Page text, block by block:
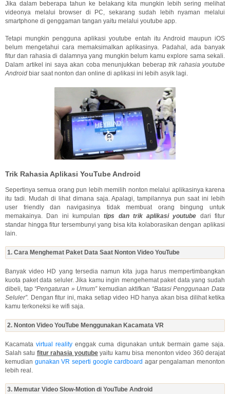
Jika dalam beberapa tahun ke belakang kita mungkin lebih sering melihat
videonya melalui browser di PC, sekarang sudah lebih nyaman melalui
smartphone di genggaman tangan yaitu melalui youtube app.
Tetapi mungkin pengguna aplikasi youtube entah itu Android maupun iOS
belum mengetahui cara memaksimalkan aplikasinya. Padahal, ada banyak
fitur dan rahasia di dalamnya yang mungkin belum kamu explore sama sekali.
Dalam artikel ini saya akan coba menunjukkan beberap trik rahasia youtube
Android biar saat nonton dan online di aplikasi ini lebih asyik lagi.
Trik Rahasia Aplikasi YouTube Android
Sepertinya semua orang pun lebih memilih nonton melalui aplikasinya karena
itu tadi. Mudah di lihat dimana saja. Apalagi, tampilannya pun saat ini lebih
user friendly dan navigasinya tidak membuat orang bingung untuk
memakainya. Dan ini kumpulantips dan trik aplikasi youtube dari fitur
standar hingga fitur tersembunyi yang bisa kita kolaborasikan dengan aplikasi
lain.
1. Cara Menghemat Paket Data Saat Nonton Video YouTube
Banyak video HD yang tersedia namun kita juga harus mempertimbangkan
kuota paket data seluler. Jika kamu ingin mengehemat paket data yang sudah
dibeli, tap “Pengaturan » Umum”kemudian aktifkan “Batasi Penggunaan Data
Seluler”. Dengan fitur ini, maka setiap video HD hanya akan bisa dilihat ketika
kamu terkoneksi ke wifi saja.
2. Nonton Video YouTube Menggunakan Kacamata VR
Kacamatavirtual reality enggak cuma digunakan untuk bermain game saja.
Salah satu fitur rahasia youtubeyaitu kamu bisa menonton video 360 derajat
kemudian gunakan VR seperti google cardboard agar pengalaman menonton
lebih real.
3. Memutar Video Slow-Motion di YouTube Android